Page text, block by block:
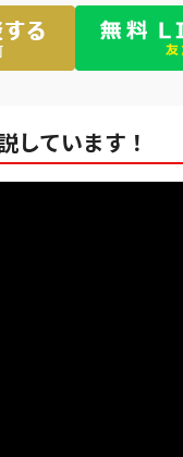
しています！